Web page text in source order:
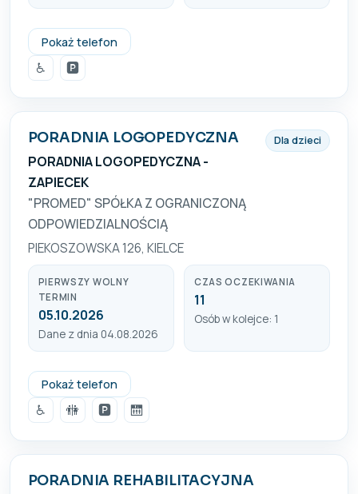
Pokaż telefon
(41) 345 60 12, 509 932 258
♿
🅿️
PORADNIA LOGOPEDYCZNA
PORADNIA LOGOPEDYCZNA -
ZAPIECEK
"PROMED" SPÓŁKA Z OGRANICZONĄ
ODPOWIEDZIALNOŚCIĄ
PIEKOSZOWSKA 126, KIELCE
Dla dzieci
PIERWSZY WOLNY
TERMIN
05.10.2026
Dane z dnia 04.08.2026
CZAS OCZEKIWANIA
11
Osób w kolejce: 1
Pokaż telefon
(41) 368 81 17, 517 741 789
♿
🚻 🅿️ 🛗
PORADNIA REHABILITACYJNA